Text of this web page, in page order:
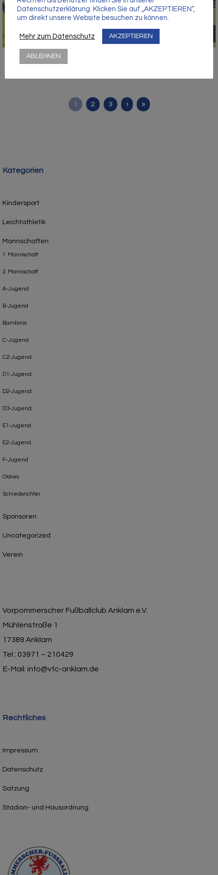
1 2 3 › »
Kategorien
Kindersport
Leichtathletik
Mannschaften
1. Mannschaft
2. Mannschaft
A-Jugend
B-Jugend
Bambinis
C-Jugend
C2-Jugend
D1-Jugend
D2-Jugend
D3-Jugend
E1-Jugend
E2-Jugend
F-Jugend
Oldies
Schiedsrichter
Sponsoren
Uncategorized
Verein
Vorpommerscher Fußballclub Anklam e.V.
Mühlenstraße 1
17389 Anklam
Tel.: 03971 – 210429
E-Mail: info@vfc-anklam.de
Rechtliches
Impressum
Datenschutz
Satzung
Stadion- und Hausordnung
Datenschutzerklärung. Klicken Sie auf „AKZEPTIEREN“,
um direkt unsere Website besuchen zu können.
Mehr zum Datenschutz AKZEPTIEREN
ABLEHNEN